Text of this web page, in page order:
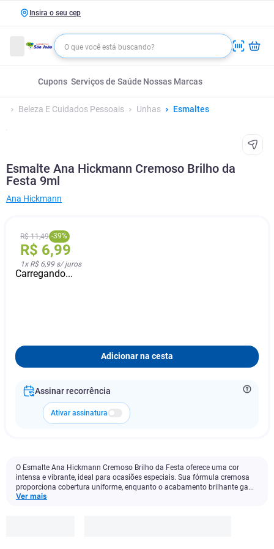
Insira o seu cep
Cupons Serviços de Saúde Nossas Marcas
Beleza E Cuidados Pessoais Unhas Esmaltes
Esmalte Ana Hickmann Cremoso Brilho da
Festa 9ml
Ana Hickmann
R$ 11,49 -39%
R$ 6,99
1x R$ 6,99s/ juros
Carregando...
Adicionar na cesta
Assinar recorrência
Ativar assinatura
O Esmalte Ana Hickmann Cremoso Brilho da Festa oferece uma cor
intensa e vibrante, ideal para ocasiões especiais. Sua fórmula cremosa
proporciona cobertura uniforme, enquanto o acabamento brilhante ga...
Ver mais